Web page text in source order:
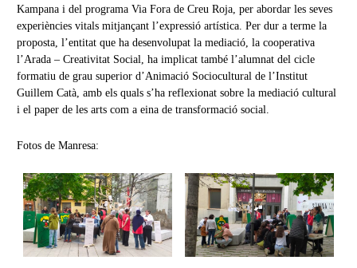
Kampana i del programa Via Fora de Creu Roja, per abordar les seves
experiències vitals mitjançant l’expressió artística. Per dur a terme la
proposta, l’entitat que ha desenvolupat la mediació, la cooperativa
l’Arada – Creativitat Social, ha implicat també l’alumnat del cicle
formatiu de grau superior d’Animació Sociocultural de l’Institut
Guillem Catà, amb els quals s’ha reflexionat sobre la mediació cultural
i el paper de les arts com a eina de transformació social.
Fotos de Manresa: